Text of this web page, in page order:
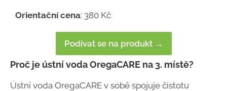
Orientační cena: 380 Kč
Podívat se na produkt →
Proč je ústní voda OregaCARE na 3. místě?
Ústní voda OregaCARE v sobě spojuje čistotu